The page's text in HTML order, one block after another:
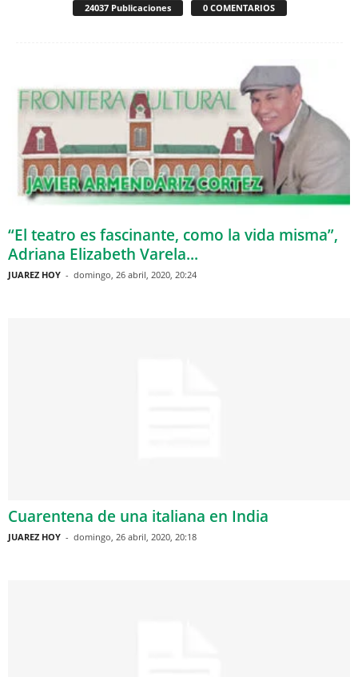
24037 Publicaciones 0 COMENTARIOS
“El teatro es fascinante, como la vida misma”,
Adriana Elizabeth Varela...
JUAREZ HOY - domingo, 26 abril, 2020, 20:24
Cuarentena de una italiana en India
JUAREZ HOY - domingo, 26 abril, 2020, 20:18